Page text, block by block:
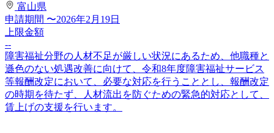
富山県
申請期間 〜2026年2月19日
上限金額
--
障害福祉分野の人材不足が厳しい状況にあるため、他職種と
遜色のない処遇改善に向けて、令和8年度障害福祉サービス
等報酬改定において、必要な対応を行うこととし、報酬改定
の時期を待たず、人材流出を防ぐための緊急的対応として、
賃上げの支援を行います。